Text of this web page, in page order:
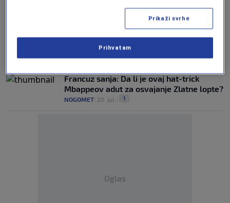
Dedić se vratio treninzima Benfice, evo
kada ga očekuje prvi meč nove sezone
Francuz sanja: Da li je ovaj hat-trick
Mbappeov adut za osvajanje Zlatne lopte?
NOGOMET 20. jul. 1
Oglas
Prikaži svrhe
Prihvatam